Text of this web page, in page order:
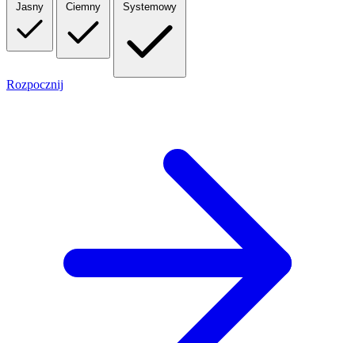
Jasny Ciemny Systemowy
Rozpocznij